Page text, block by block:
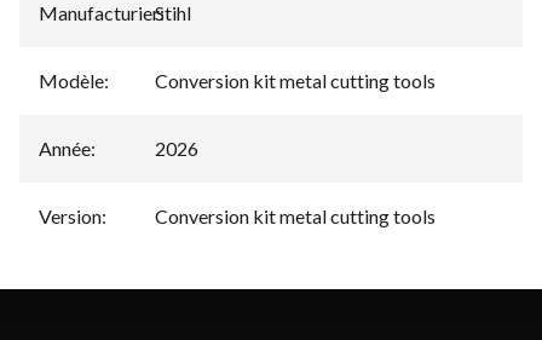
Manufacturier:
Stihl
Modèle: Conversion kit metal cutting tools
Année: 2026
Version: Conversion kit metal cutting tools